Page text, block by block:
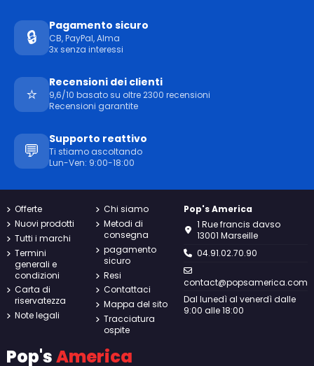
🔒
Pagamento sicuro
CB, PayPal, Alma
3x senza interessi
⭐
Recensioni dei clienti
9,6/10 basato su oltre 2300 recensioni
Recensioni garantite
💬
Supporto reattivo
Ti stiamo ascoltando
Lun-Ven: 9:00-18:00
Offerte
Nuovi prodotti
Tutti i marchi
Termini
generali e
condizioni
Carta di
riservatezza
Note legali
Chi siamo
Metodi di
consegna
pagamento
sicuro
Resi
Contattaci
Mappa del sito
Tracciatura
ospite
Pop's America
1 Rue francis davso
13001 Marseille
04.91.02.70.90
contact@popsamerica.com
Dal lunedì al venerdì dalle
9:00 alle 18:00
Pop'sAmerica